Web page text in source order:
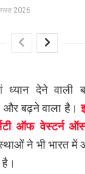
2026
ध्यान देने वाली
और बढ़ने वाला है।
ऑफ वेस्टर्न
ने भी भारत में